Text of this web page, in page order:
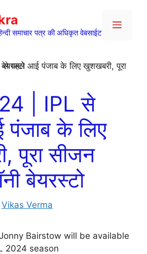
समाचार पत्र की अधिकृत वेबसाईट
Menu
| IPL से
के लिए
पूरा सीजन
बेयरस्टो
Vikas Verma